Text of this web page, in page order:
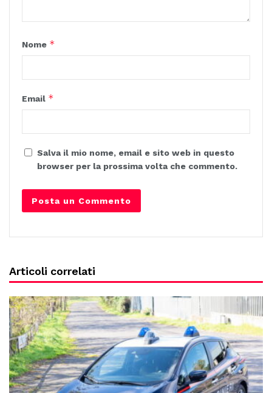
Nome *
Email *
Salva il mio nome, email e sito web in questo
browser per la prossima volta che commento.
Articoli correlati